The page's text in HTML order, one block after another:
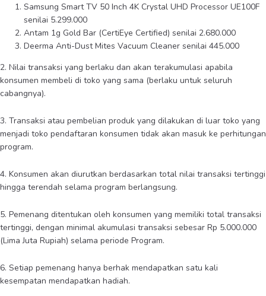
Samsung Smart TV 50 Inch 4K Crystal UHD Processor UE100F
senilai 5.299.000
Antam 1g Gold Bar (CertiEye Certified) senilai 2.680.000
Deerma Anti-Dust Mites Vacuum Cleaner senilai 445.000
2. Nilai transaksi yang berlaku dan akan terakumulasi apabila
konsumen membeli di toko yang sama (berlaku untuk seluruh
cabangnya).
3. Transaksi atau pembelian produk yang dilakukan di luar toko yang
menjadi toko pendaftaran konsumen tidak akan masuk ke perhitungan
program.
4. Konsumen akan diurutkan berdasarkan total nilai transaksi tertinggi
hingga terendah selama program berlangsung.
5. Pemenang ditentukan oleh konsumen yang memiliki total transaksi
tertinggi, dengan minimal akumulasi transaksi sebesar Rp 5.000.000
(Lima Juta Rupiah) selama periode Program.
6. Setiap pemenang hanya berhak mendapatkan satu kali
kesempatan mendapatkan hadiah.